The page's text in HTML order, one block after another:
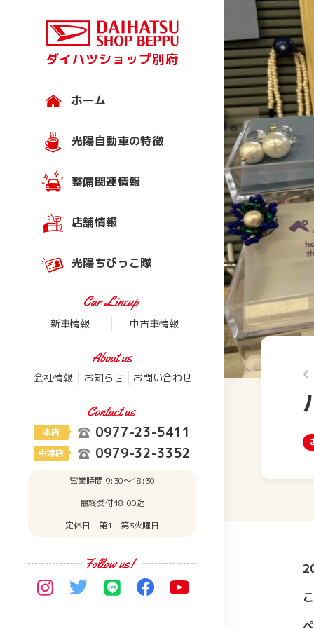
ダイハツショップ別府
ホーム
光陽自動車の特徴
整備関連情報
店舗情報
光陽ちびっこ隊
新車情報 中古車情報
会社情報 お知らせ お問い合わせ
本店 0977-23-5411
中津店 0979-32-3352
営業時間 9:30〜18:30
最終受付18:00迄
定休日 第1・第3火曜日